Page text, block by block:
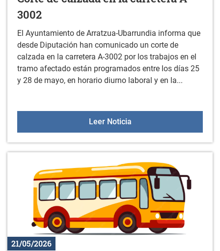
3002
El Ayuntamiento de Arratzua-Ubarrundia informa que
desde Diputación han comunicado un corte de
calzada en la carretera A-3002 por los trabajos en el
tramo afectado están programados entre los días 25
y 28 de mayo, en horario diurno laboral y en la...
Leer NoticiaCorte de calzada en la
21/05/2026